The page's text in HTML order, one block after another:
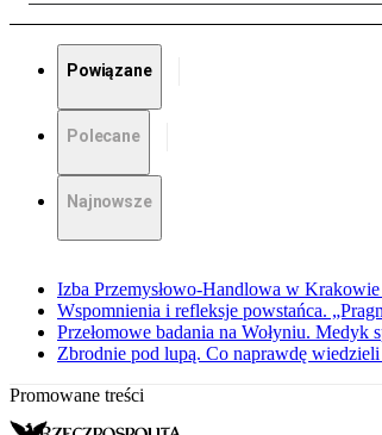
Powiązane
Polecane
Najnowsze
Izba Przemysłowo-Handlowa w
Wspomnienia i refleksje powstańca.
Przełomowe badania na Wołyniu.
Zbrodnie pod lupą. Co naprawdę
Promowane treści